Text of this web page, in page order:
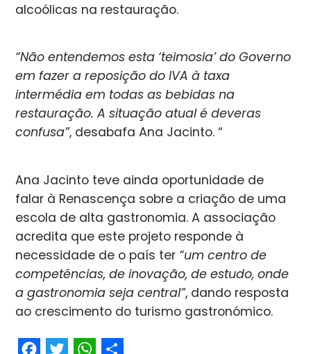
alcoólicas na restauração.
“Não entendemos esta ‘teimosia’ do Governo
em fazer a reposição do IVA à taxa
intermédia em todas as bebidas na
restauração. A situação atual é deveras
confusa”, desabafa Ana Jacinto. “
Ana Jacinto teve ainda oportunidade de
falar à Renascença sobre a criação de uma
escola de alta gastronomia. A associação
acredita que este projeto responde à
necessidade de o país ter “um centro de
competências, de inovação, de estudo, onde
a gastronomia seja central”, dando resposta
ao crescimento do turismo gastronómico.